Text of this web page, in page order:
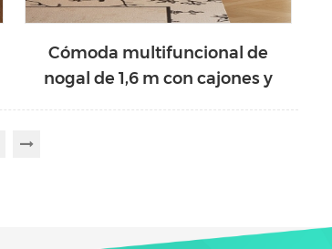
Cómoda multifuncional de
nogal de 1,6 m con cajones y